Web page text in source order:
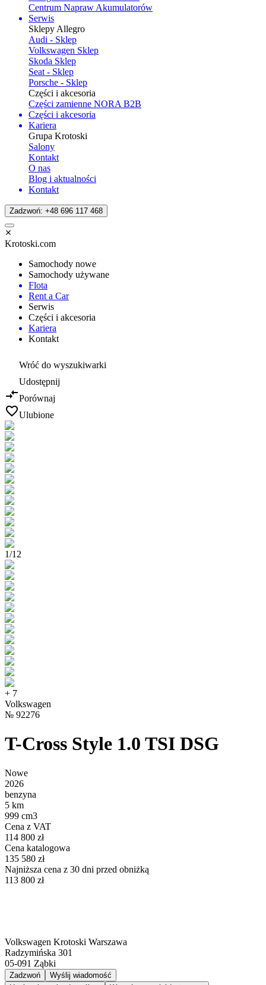
Centrum Napraw Akumulatorów
Serwis
Sklepy Allegro
Audi - Sklep
Volkswagen Sklep
Skoda Sklep
Seat - Sklep
Porsche - Sklep
Części i akcesoria
Części zamienne NORA B2B
Części i akcesoria
Kariera
Grupa Krotoski
Salony
Kontakt
O nas
Blog i aktualności
Kontakt
Zadzwoń: +48 696 117 468
Krotoski.com
Samochody nowe
Samochody używane
Flota
Rent a Car
Serwis
Części i akcesoria
Kariera
Kontakt
Wróć do wyszukiwarki
Udostępnij
Porównaj
Ulubione
1/12
+ 7
Volkswagen
№ 92276
T-Cross Style 1.0 TSI DSG
Nowe
2026
benzyna
5 km
999 cm3
Cena z VAT
114 800 zł
Cena katalogowa
135 580 zł
Najniższa cena z 30 dni przed obniżką
113 800 zł
Volkswagen Krotoski Warszawa
Radzymińska 301
05-091 Ząbki
Zadzwoń
Wyślij wiadomość